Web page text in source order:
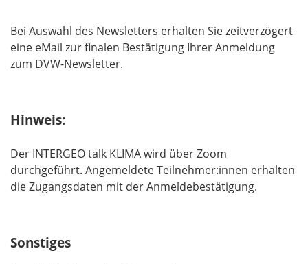
Bei Auswahl des Newsletters erhalten Sie zeitverzögert
eine eMail zur finalen Bestätigung Ihrer Anmeldung
zum DVW-Newsletter.
Hinweis:
Der INTERGEO talk KLIMA wird über Zoom
durchgeführt. Angemeldete Teilnehmer:innen erhalten
die Zugangsdaten mit der Anmeldebestätigung.
Sonstiges